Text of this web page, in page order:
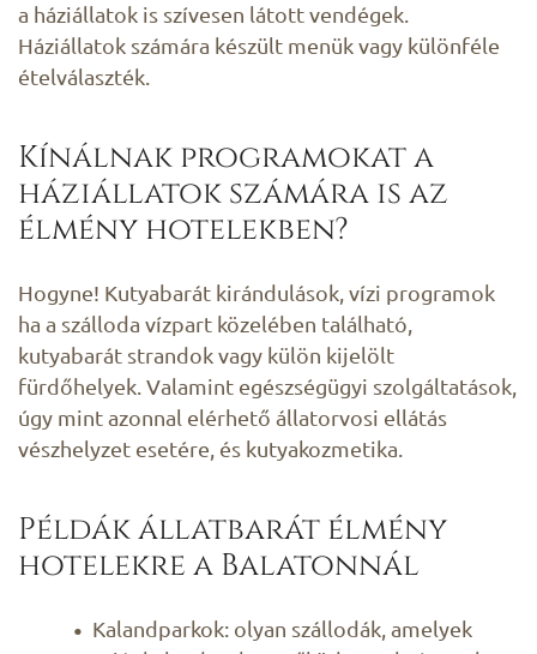
a háziállatok is szívesen látott vendégek.
Háziállatok számára készült menük vagy különféle
ételválaszték.
Kínálnak programokat a
háziállatok számára is az
élmény hotelekben?
Hogyne! Kutyabarát kirándulások, vízi programok
ha a szálloda vízpart közelében található,
kutyabarát strandok vagy külön kijelölt
fürdőhelyek. Valamint egészségügyi szolgáltatások,
úgy mint azonnal elérhető állatorvosi ellátás
vészhelyzet esetére, és kutyakozmetika.
Példák állatbarát élmény
hotelekre a Balatonnál
Kalandparkok: olyan szállodák, amelyek